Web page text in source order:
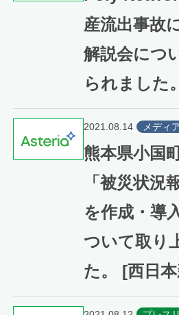
産流出事故
解説会につ
られました
2021.08.14 メディ
熊本県小国
「被災状況
を作成・導
ついて取り
た。 [西日